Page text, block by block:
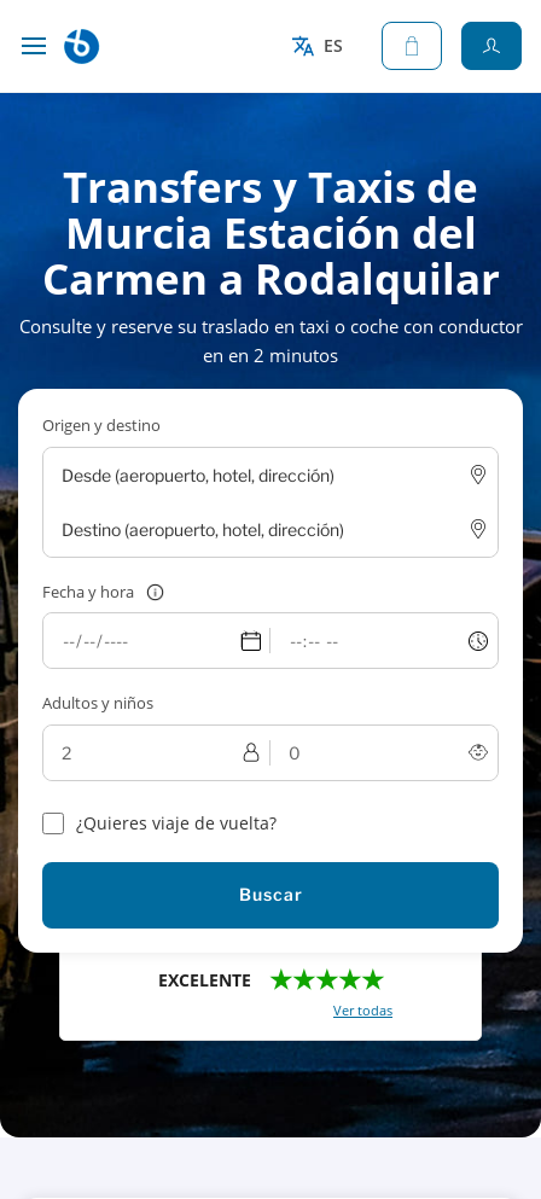
ES
Transfers y Taxis de
Murcia Estación del
Carmen a Rodalquilar
Consulte y reserve su traslado en taxi o coche con conductor
en en 2 minutos
Origen y destino
Fecha y hora
Adultos y niños
¿Quieres viaje de vuelta?
Buscar
EXCELENTE ★★★★★
Ver todas